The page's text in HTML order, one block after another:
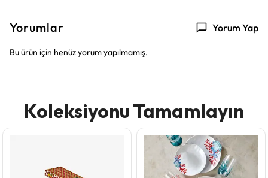
Yorumlar Yorum Yap
Bu ürün için henüz yorum yapılmamış.
Koleksiyonu Tamamlayın